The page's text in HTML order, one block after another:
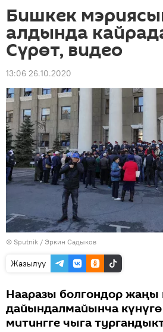
Бишкек
алдында
Сүрөт, видео
13:06 26.10.2020
© Sputnik / Эркин Садыков
Жазылуу
Нааразы болгондор жаңы
дайындалмайынча күнүгө
митингге чыга